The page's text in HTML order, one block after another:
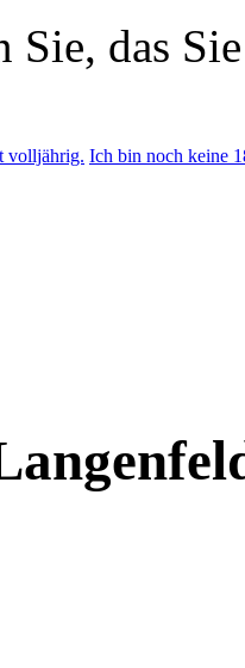
Sie, das
volljährig. Ich bin noch keine